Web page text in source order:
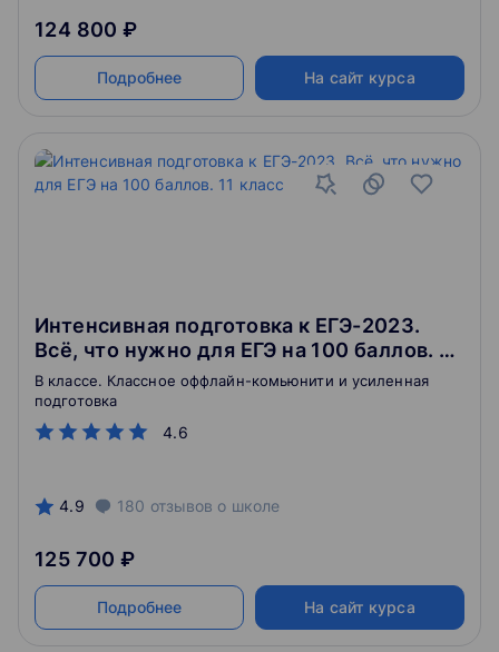
124 800 ₽
Подробнее На сайт курса
Интенсивная подготовка к ЕГЭ-2023.
Всё, что нужно для ЕГЭ на 100 баллов. 11
класс
4.6
В классе. Классное оффлайн-комьюнити и усиленная
подготовка
4.9 180 отзывов о школе
125 700 ₽
Подробнее На сайт курса